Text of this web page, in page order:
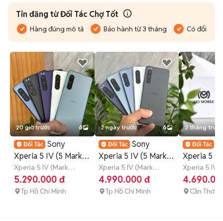
Tin đăng từ Đối Tác Chợ Tốt
Hàng đúng mô tả Bảo hành từ 3 tháng Có đổi trả
20 giờ trước 6
Sony
Xperia 5 IV (5 Mark
4) - Snap 8gen1 - Pin
5K
Xperia 5 IV (Mark
4)
128 GB 4-6 tháng
5.290.000 đ
Tp Hồ Chí Minh
2 ngày trước 6
Sony
Xperia 5 IV (5 Mark
4) Snap 8Gen1 - 2
Sim OK
Xperia 5 IV (Mark
4)
128 GB 4-6 tháng
4.990.000 đ
Tp Hồ Chí Minh
2 tháng trước
Xperia 5
0Đ
Xperia 5 IV
Cần Thơ